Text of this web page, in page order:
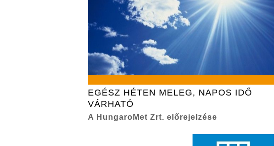
EGÉSZ HÉTEN MELEG, NAPOS IDŐ
VÁRHATÓ
A HungaroMet Zrt. előrejelzése